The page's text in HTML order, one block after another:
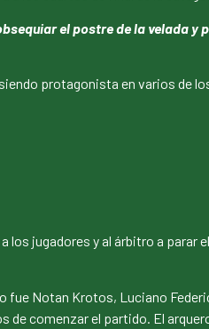
el postre de la velada y
protagonista en varios de
jugadores y al árbitro a parar
fue Notan Krotos, Luciano
de comenzar el partido. El